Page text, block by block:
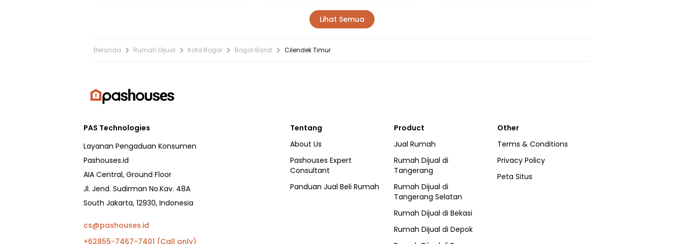
Lihat Semua
Beranda Rumah Dijual Kota Bogor Bogor Barat Cilendek Timur
PAS Technologies
Layanan Pengaduan Konsumen
Pashouses.id
AIA Central, Ground Floor
Jl. Jend. Sudirman No.Kav. 48A
South Jakarta, 12930, Indonesia
cs@pashouses.id
+62855-7467-7401 (Call only)
Tentang
About Us
Pashouses Expert
Consultant
Panduan Jual Beli Rumah
Product
Jual Rumah
Rumah Dijual di
Tangerang
Rumah Dijual di
Tangerang Selatan
Rumah Dijual di Bekasi
Rumah Dijual di Depok
Other
Terms & Conditions
Privacy Policy
Peta Situs